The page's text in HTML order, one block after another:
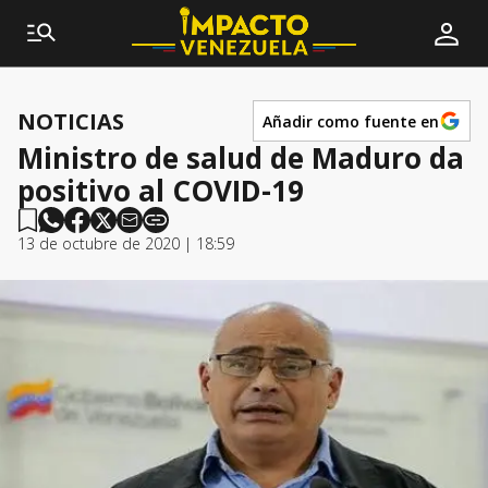
NOTICIAS Añadir como fuente en
Ministro de salud de Maduro da
positivo al COVID-19
13 de octubre de 2020 | 18:59